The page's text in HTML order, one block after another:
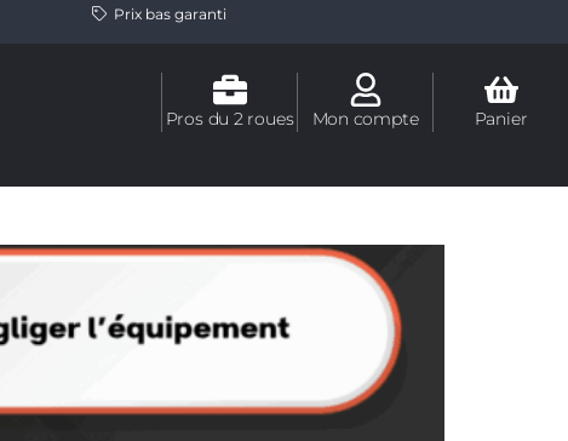
Prix bas garanti
Pros du 2 roues Mon compte Panier